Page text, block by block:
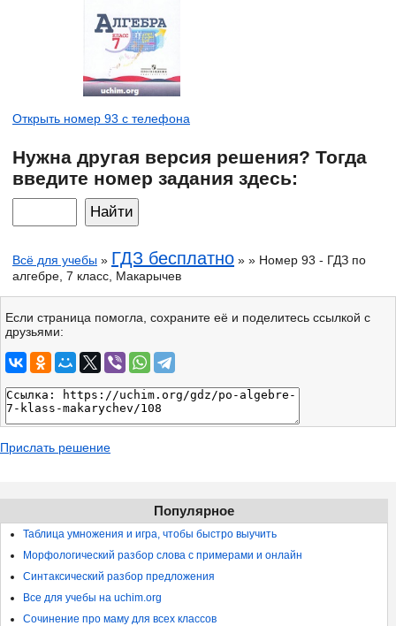
Открыть номер 93 с телефона
Нужна другая версия решения? Тогда
введите номер задания здесь:
Всё для учебы » ГДЗ бесплатно » » Номер 93 - ГДЗ по
алгебре, 7 класс, Макарычев
Если страница помогла, сохраните её и поделитесь ссылкой с
друзьями:
Прислать решение
Популярное
Таблица умножения и игра, чтобы быстро выучить
Морфологический разбор слова с примерами и онлайн
Синтаксический разбор предложения
Все для учебы на uchim.org
Сочинение про маму для всех классов